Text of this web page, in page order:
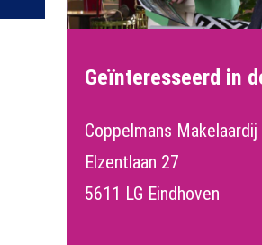
Geïnteresseerd in
Coppelmans Makelaardij
Elzentlaan 27
5611 LG Eindhoven